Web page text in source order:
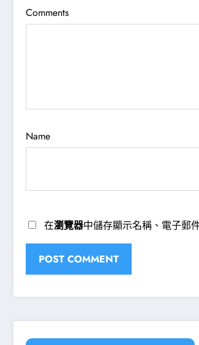
Comments
Name
在瀏覽器中儲存顯示名稱、電子郵